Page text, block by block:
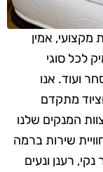
מקצועי, אמין
לכל סוגי
ועוד. אנו
מתקדם
המנקים שלנו
שירות ברמה
רענן ונעים